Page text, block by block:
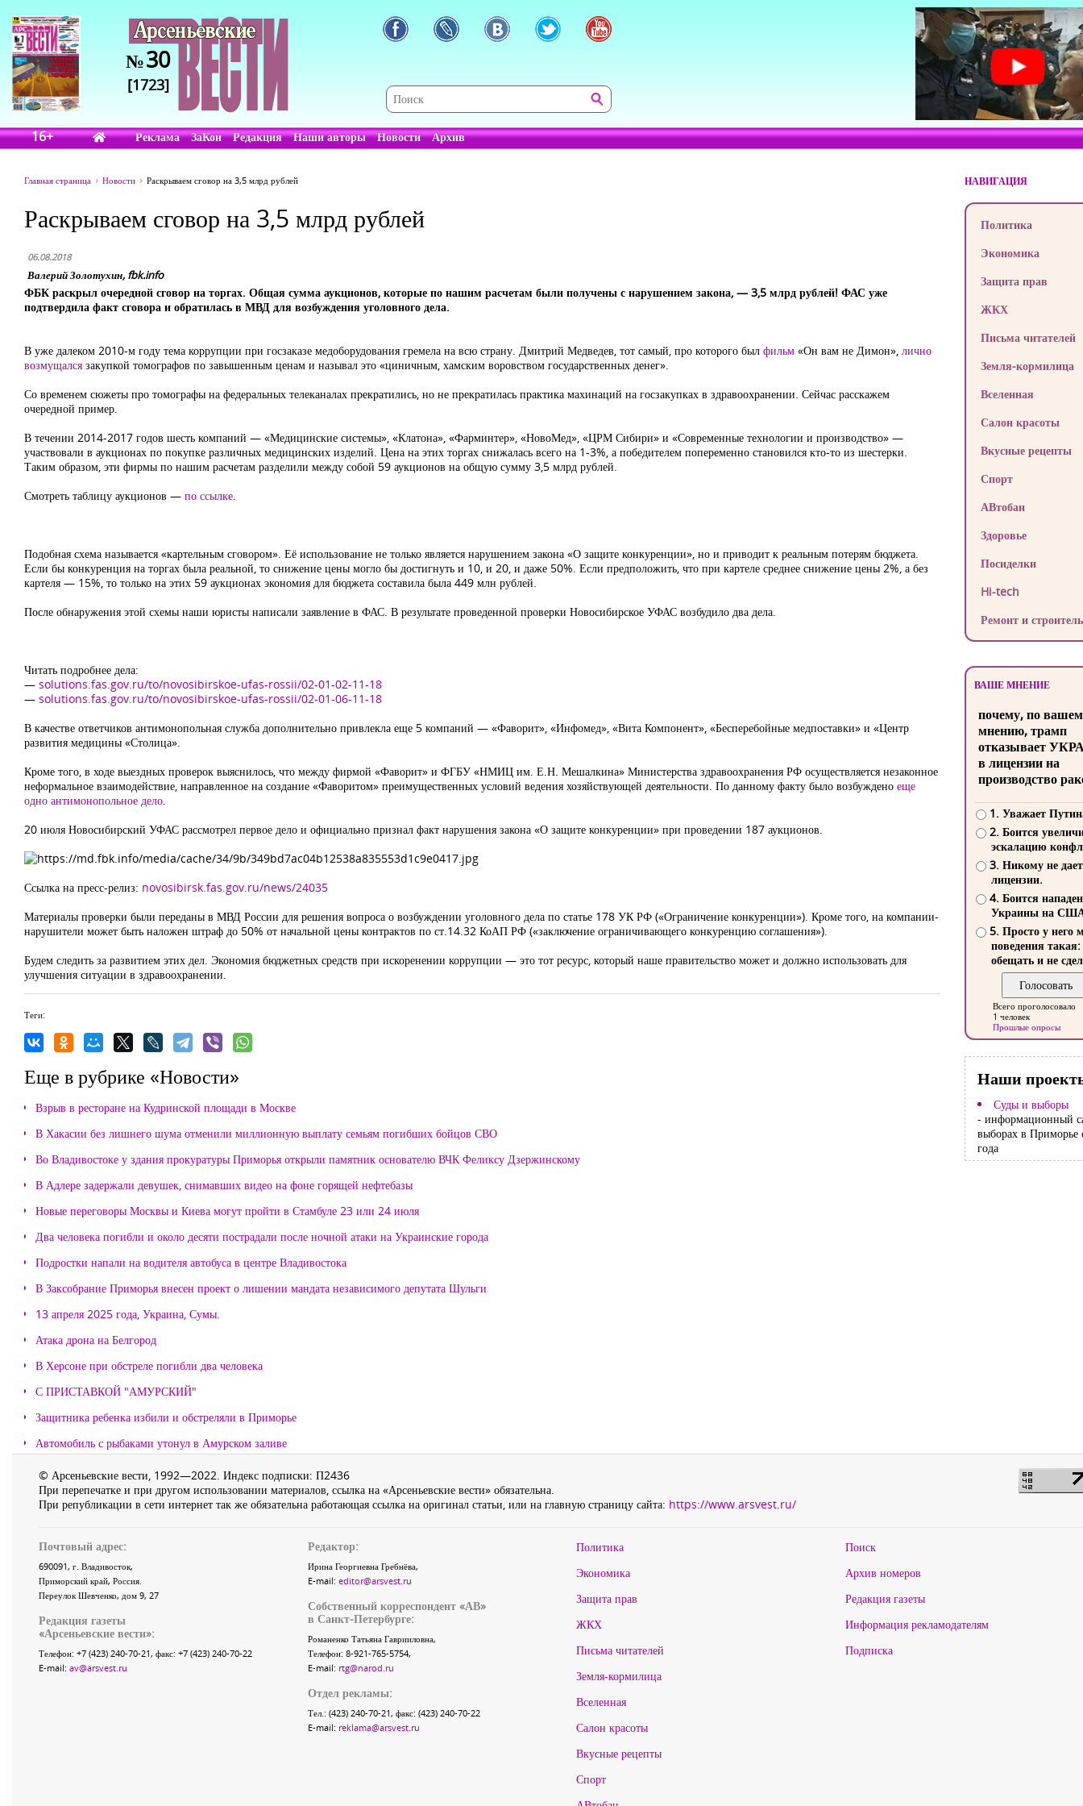
№30
[1723]
16+ Реклама ЗаКон Редакция Наши авторы Новости Архив
Главная страница Новости Раскрываем сговор на 3,5 млрд рублей
Раскрываем сговор на 3,5 млрд рублей
06.08.2018
Валерий Золотухин, fbk.info
ФБК раскрыл очередной сговор на торгах. Общая сумма аукционов, которые по нашим расчетам были получены с нарушением закона, — 3,5 млрд рублей! ФАС уже
подтвердила факт сговора и обратилась в МВД для возбуждения уголовного дела.
В уже далеком 2010-м году тема коррупции при госзаказе медоборудования гремела на всю страну. Дмитрий Медведев, тот самый, про которого был фильм «Он вам не Димон», лично
возмущался закупкой томографов по завышенным ценам и называл это «циничным, хамским воровством государственных денег».
Со временем сюжеты про томографы на федеральных телеканалах прекратились, но не прекратилась практика махинаций на госзакупках в здравоохранении. Сейчас расскажем
очередной пример.
В течении 2014-2017 годов шесть компаний — «Медицинские системы», «Клатона», «Фарминтер», «НовоМед», «ЦРМ Сибири» и «Современные технологии и производство» —
участвовали в аукционах по покупке различных медицинских изделий. Цена на этих торгах снижалась всего на 1-3%, а победителем попеременно становился кто-то из шестерки.
Таким образом, эти фирмы по нашим расчетам разделили между собой 59 аукционов на общую сумму 3,5 млрд рублей.
Смотреть таблицу аукционов — по ссылке.
Подобная схема называется «картельным сговором». Её использование не только является нарушением закона «О защите конкуренции», но и приводит к реальным потерям бюджета.
Если бы конкуренция на торгах была реальной, то снижение цены могло бы достигнуть и 10, и 20, и даже 50%. Если предположить, что при картеле среднее снижение цены 2%, а без
картеля — 15%, то только на этих 59 аукционах экономия для бюджета составила была 449 млн рублей.
После обнаружения этой схемы наши юристы написали заявление в ФАС. В результате проведенной проверки Новосибирское УФАС возбудило два дела.
Читать подробнее дела:
— solutions.fas.gov.ru/to/novosibirskoe-ufas-rossii/02-01-02-11-18
— solutions.fas.gov.ru/to/novosibirskoe-ufas-rossii/02-01-06-11-18
В качестве ответчиков антимонопольная служба дополнительно привлекла еще 5 компаний — «Фаворит», «Инфомед», «Вита Компонент», «Бесперебойные медпоставки» и «Центр
развития медицины «Столица».
Кроме того, в ходе выездных проверок выяснилось, что между фирмой «Фаворит» и ФГБУ «НМИЦ им. Е.Н. Мешалкина» Министерства здравоохранения РФ осуществляется незаконное
неформальное взаимодействие, направленное на создание «Фаворитом» преимущественных условий ведения хозяйствующей деятельности. По данному факту было возбуждено еще
одно антимонопольное дело.
20 июля Новосибирский УФАС рассмотрел первое дело и официально признал факт нарушения закона «О защите конкуренции» при проведении 187 аукционов.
Ссылка на пресс-релиз: novosibirsk.fas.gov.ru/news/24035
Материалы проверки были переданы в МВД России для решения вопроса о возбуждении уголовного дела по статье 178 УК РФ («Ограничение конкуренции»). Кроме того, на компании-
нарушители может быть наложен штраф до 50% от начальной цены контрактов по ст.14.32 КоАП РФ («заключение ограничивающего конкуренцию соглашения»).
Будем следить за развитием этих дел. Экономия бюджетных средств при искоренении коррупции — это тот ресурс, который наше правительство может и должно использовать для
улучшения ситуации в здравоохранении.
Теги:
Еще в рубрике «Новости»
Взрыв в ресторане на Кудринской площади в Москве
В Хакасии без лишнего шума отменили миллионную выплату семьям погибших бойцов СВО
Во Владивостоке у здания прокуратуры Приморья открыли памятник основателю ВЧК Феликсу Дзержинскому
В Адлере задержали девушек, снимавших видео на фоне горящей нефтебазы
Новые переговоры Москвы и Киева могут пройти в Стамбуле 23 или 24 июля
Два человека погибли и около десяти пострадали после ночной атаки на Украинские города
Подростки напали на водителя автобуса в центре Владивостока
В Заксобрание Приморья внесен проект о лишении мандата независимого депутата Шульги
13 апреля 2025 года, Украина, Сумы.
Атака дрона на Белгород
В Херсоне при обстреле погибли два человека
С ПРИСТАВКОЙ "АМУРСКИЙ"
Защитника ребенка избили и обстреляли в Приморье
Автомобиль с рыбаками утонул в Амурском заливе
НАВИГАЦИЯ
Политика
Экономика
Защита прав
ЖКХ
Письма читателей
Земля-кормилица
Вселенная
Салон красоты
Вкусные рецепты
Спорт
АВтобан
Здоровье
Посиделки
Hi-tech
Ремонт и
ВАШЕ МНЕНИЕ
почему, по
мнению, трамп
отказывает
в лицензии на
производство
1. Уважает
2. Боится
эскалацию
3. Никому не
лицензии.
4. Боится
Украины на
5. Просто у него
поведения такая:
обещать и не
Всего проголосовало
1 человек
Прошлые опросы
Наши
Суды и выборы
- информационный
выборах в Приморье
года
© Арсеньевские вести, 1992—2022. Индекс подписки: П2436
При перепечатке и при другом использовании материалов, ссылка на «Арсеньевские вести» обязательна.
При републикации в сети интернет так же обязательна работающая ссылка на оригинал статьи, или на главную страницу сайта: https://www.arsvest.ru/
Почтовый адрес:
690091, г. Владивосток,
Приморский край, Россия.
Переулок Шевченко, дом 9, 27
Редакция газеты
«Арсеньевские вести»:
Телефон: +7 (423) 240-70-21, факс: +7 (423) 240-70-22
E-mail: av@arsvest.ru
Редактор:
Ирина Георгиевна Гребнёва,
E-mail: editor@arsvest.ru
Собственный корреспондент «АВ»
в Санкт-Петербурге:
Романенко Татьяна Гаврииловна,
Телефон: 8-921-765-5754,
E-mail: rtg@narod.ru
Отдел рекламы:
Тел.: (423) 240-70-21, факс: (423) 240-70-22
E-mail: reklama@arsvest.ru
Политика
Экономика
Защита прав
ЖКХ
Письма читателей
Земля-кормилица
Вселенная
Салон красоты
Вкусные рецепты
Спорт
Поиск
Архив номеров
Редакция газеты
Информация рекламодателям
Подписка